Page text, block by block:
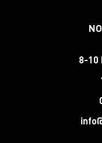
8-10